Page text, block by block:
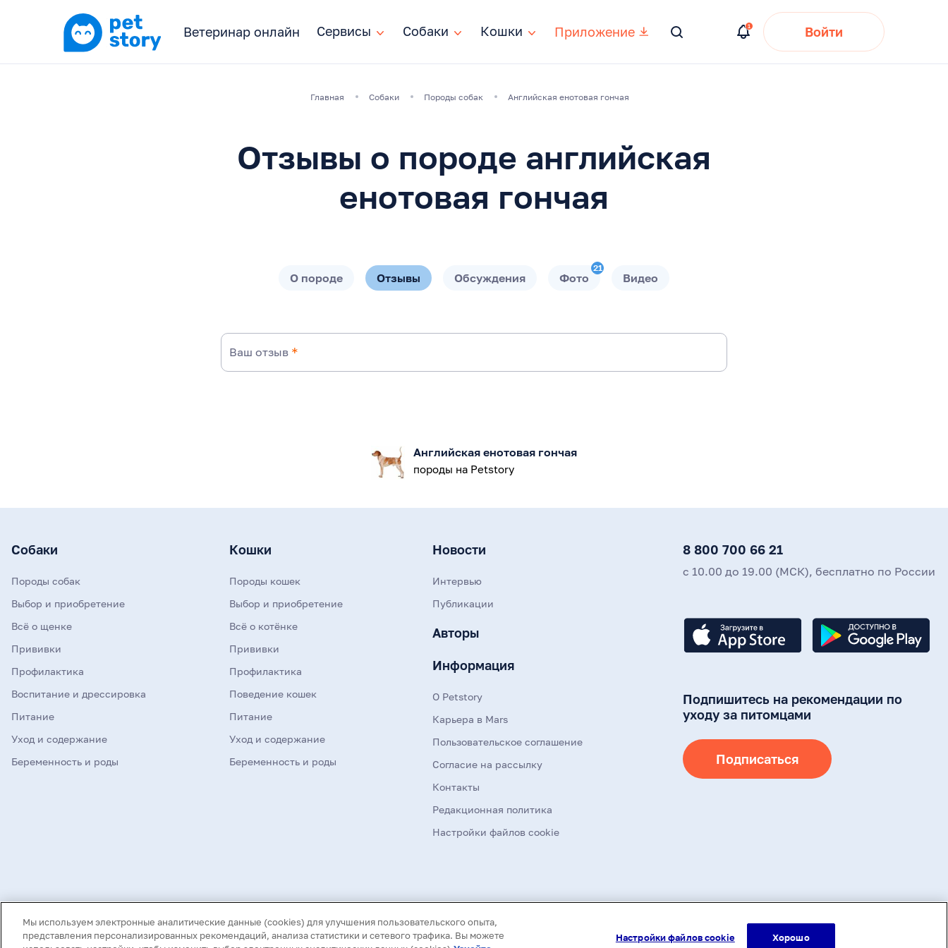
Ветеринар онлайн Сервисы
Сервисы Собаки
Собаки Кошки
Кошки Приложение Войти
Главная Собаки Породы собак Английская енотовая гончая
Отзывы о породе английская
енотовая гончая
О породе Отзывы Обсуждения Фото
21
Видео
Ваш отзыв *
Английская енотовая гончая
породы на Petstory
Собаки
Породы собак
Выбор и приобретение
Всё о щенке
Прививки
Профилактика
Воспитание и дрессировка
Питание
Уход и содержание
Беременность и роды
Кошки
Породы кошек
Выбор и приобретение
Всё о котёнке
Прививки
Профилактика
Поведение кошек
Питание
Уход и содержание
Беременность и роды
Новости
Интервью
Публикации
Авторы
Информация
О Petstory
Карьера в Mars
Пользовательское соглашение
Согласие на рассылку
Контакты
Редакционная политика
Настройки файлов cookie
8 800 700 66 21
с 10.00 до 19.00 (МСК), бесплатно по России
Подпишитесь на рекомендации по
уходу за питомцами
Подписаться
Нашли опечатку в тексте? Выделите ее и нажмите Ctrl+Enter
распространение (в том числе путем копирования на другие сайты и ресурсы в Интернете) или любое иное
использование информации и объектов без предварительного согласия правообладателя или ссылки на адрес
первоисточника.
Мы используем электронные аналитические данные (cookies) для улучшения пользовательского опыта,
представления персонализированных рекомендаций, анализа статистики и сетевого трафика. Вы можете
Настройки файлов cookie Хорошо